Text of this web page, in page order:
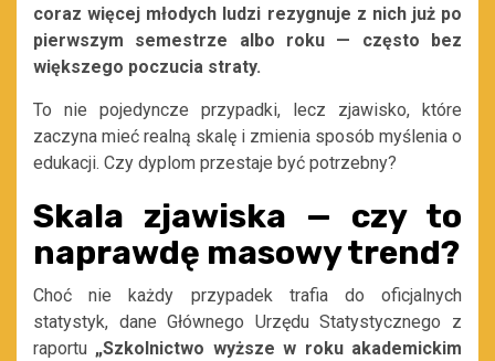
coraz więcej młodych ludzi rezygnuje z nich już po
pierwszym semestrze albo roku — często bez
większego poczucia straty.
To nie pojedyncze przypadki, lecz zjawisko, które
zaczyna mieć realną skalę i zmienia sposób myślenia o
edukacji. Czy dyplom przestaje być potrzebny?
Skala zjawiska — czy to
naprawdę masowy trend?
Choć nie każdy przypadek trafia do oficjalnych
statystyk, dane Głównego Urzędu Statystycznego z
raportu „Szkolnictwo wyższe w roku akademickim